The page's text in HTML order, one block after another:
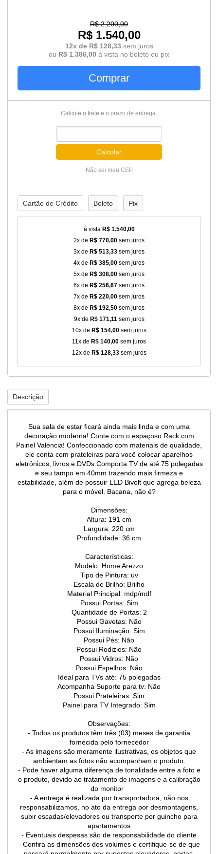
R$ 2.200,00
R$ 1.540,00
12x de R$ 128,33 sem juros
ou R$ 1.386,00 à vista no boleto ou pix
Comprar
Calcule o frete e o prazo de entrega.
Calcular
Não sei meu CEP
Cartão de Crédito Boleto Pix
à vista R$ 1.540,00
2x de R$ 770,00 sem juros
3x de R$ 513,33 sem juros
4x de R$ 385,00 sem juros
5x de R$ 308,00 sem juros
6x de R$ 256,67 sem juros
7x de R$ 220,00 sem juros
8x de R$ 192,50 sem juros
9x de R$ 171,11sem juros
10x de R$ 154,00sem juros
11x de R$ 140,00 sem juros
12x de R$ 128,33sem juros
Descrição
Sua sala de estar ficará ainda mais linda e com uma
decoração moderna! Conte com o espaçoso Rack com
Painel Valencia! Confeccionado com materiais de qualidade,
ele conta com prateleiras para você colocar aparelhos
eletrônicos, livros e DVDs.Comporta TV de até 75 polegadas
e seu tampo em 40mm trazendo mais firmeza e
estabilidade, além de possuir LED Bivolt que agrega beleza
para o móvel. Bacana, não é?
Dimensões:
Altura: 191 cm
Largura: 220 cm
Profundidade: 36 cm
Características:
Modelo: Home Arezzo
Tipo de Pintura: uv
Escala de Brilho: Brilho
Material Principal: mdp/mdf
Possui Portas: Sim
Quantidade de Portas: 2
Possui Gavetas: Não
Possui Iluminação: Sim
Possui Pés: Não
Possui Rodizios: Não
Possui Vidros: Não
Possui Espelhos: Não
Ideal para TVs até: 75 polegadas
Acompanha Suporte para tv: Não
Possui Prateleiras: Sim
Painel para TV Integrado: Sim
Observações:
- Todos os produtos têm três (03) meses de garantia
fornecida pelo fornecedor
- As imagens são meramente ilustrativas, os objetos que
ambientam as fotos não acompanham o produto.
- Pode haver alguma diferença de tonalidade entre a foto e
o produto, devido ao tratamento de imagens e a calibração
do monitor
- A entrega é realizada por transportadora, não nos
responsabilizamos, no ato da entrega por desmontagens,
subir escadas/elevadores ou transporte por guincho para
apartamentos
- Eventuais despesas são de responsabilidade do cliente
- Confira as dimensões dos volumes e certifique-se de que